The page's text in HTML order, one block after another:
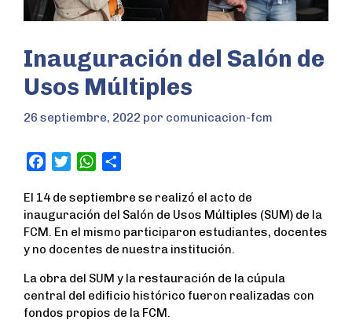
Inauguración del Salón de
Usos Múltiples
26 septiembre, 2022 por comunicacion-fcm
c
e
b
o
o
k
i
t
t
e
r
W
a
t
s
A
p
p
a
r
e
El 14 de septiembre se realizó el acto de
inauguración del Salón de Usos Múltiples (SUM) de la
FCM. En el mismo participaron estudiantes, docentes
y no docentes de nuestra institución.
La obra del SUM y la restauración de la cúpula
central del edificio histórico fueron realizadas con
fondos propios de la FCM.